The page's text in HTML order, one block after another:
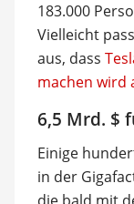
183.000
Vielleicht
aus, dass
machen wird
6,5 Mrd. $
Einige
in der
die bald mit